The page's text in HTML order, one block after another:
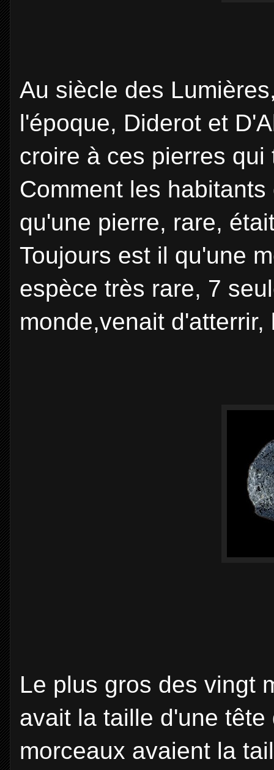
Au siècle des
l'époque, Diderot et
croire à ces pierres
Comment les
qu'une pierre, rare,
Toujours est il qu'une
espèce très rare, 7
monde,venait d'atterrir,
Le plus gros des vingt
avait la taille d'une
morceaux avaient la